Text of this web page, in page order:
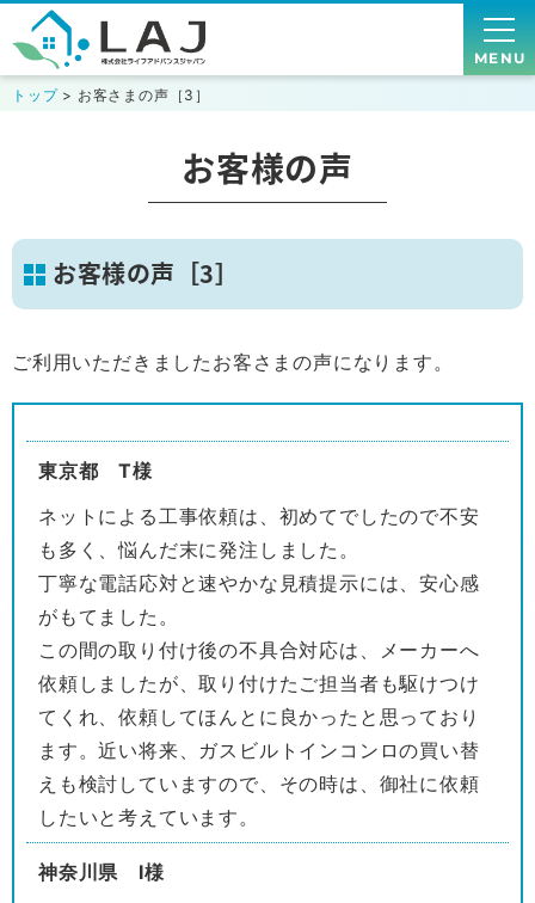
MENU
トップ> お客さまの声［3］
お客様の声
お客様の声［3］
ご利用いただきましたお客さまの声になります。
東京都 T様
ネットによる工事依頼は、初めてでしたので不安
も多く、悩んだ末に発注しました。
丁寧な電話応対と速やかな見積提示には、安心感
がもてました。
この間の取り付け後の不具合対応は、メーカーへ
依頼しましたが、取り付けたご担当者も駆けつけ
てくれ、依頼してほんとに良かったと思っており
ます。近い将来、ガスビルトインコンロの買い替
えも検討していますので、その時は、御社に依頼
したいと考えています。
神奈川県 I様